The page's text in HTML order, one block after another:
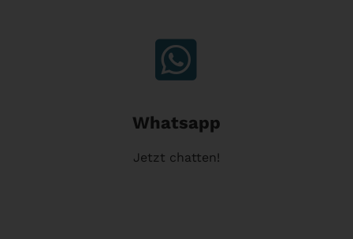

Whatsapp
Jetzt chatten!